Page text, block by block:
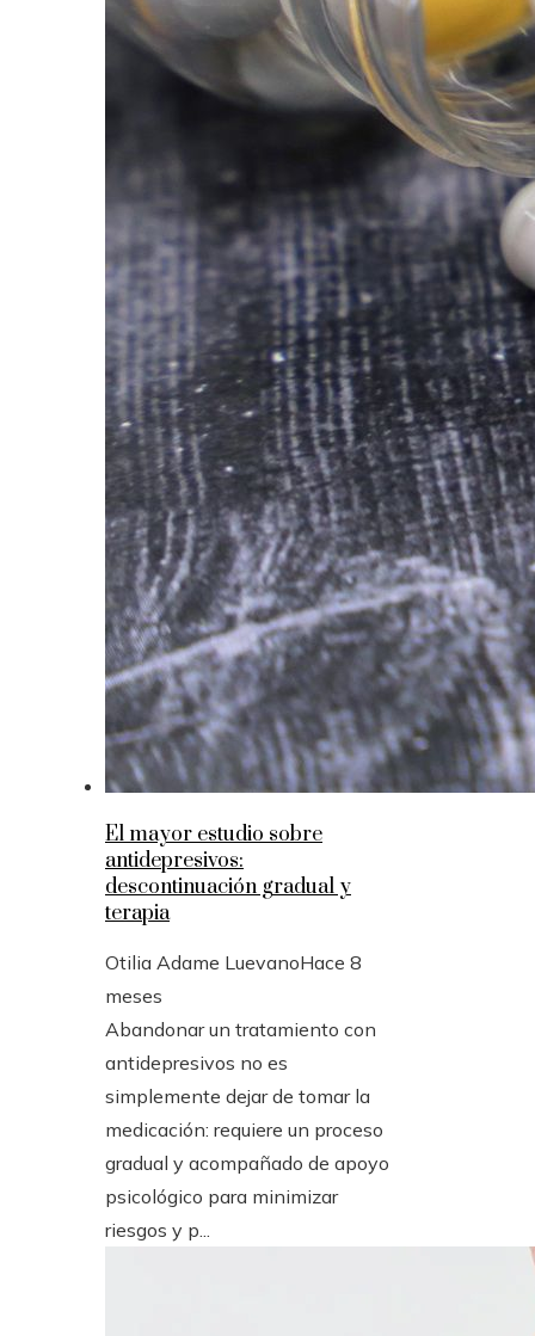
El mayor estudio sobre
antidepresivos:
descontinuación gradual y
terapia
Otilia Adame LuevanoHace 8
meses
Abandonar un tratamiento con
antidepresivos no es
simplemente dejar de tomar la
medicación: requiere un proceso
gradual y acompañado de apoyo
psicológico para minimizar
riesgos y p...